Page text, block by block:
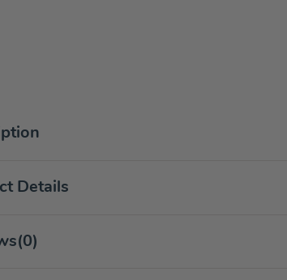
Details
(0)